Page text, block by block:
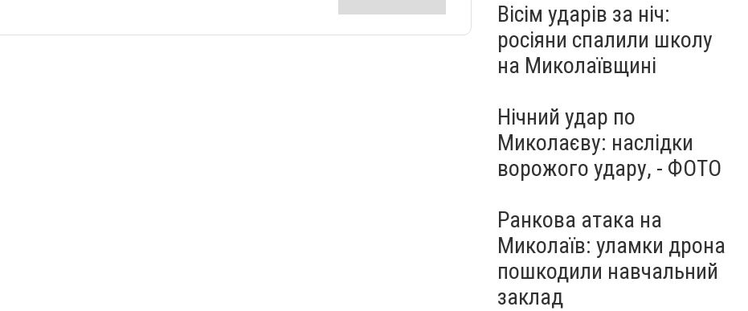
перезавантаження
ПАРТНЕРСЬКИЙ СПЕЦПРОЄКТ
Вісім ударів за ніч:
росіяни спалили школу
на Миколаївщині
Нічний удар по
Миколаєву: наслідки
ворожого удару, - ФОТО
Ранкова атака на
Миколаїв: уламки дрона
пошкодили навчальний
заклад